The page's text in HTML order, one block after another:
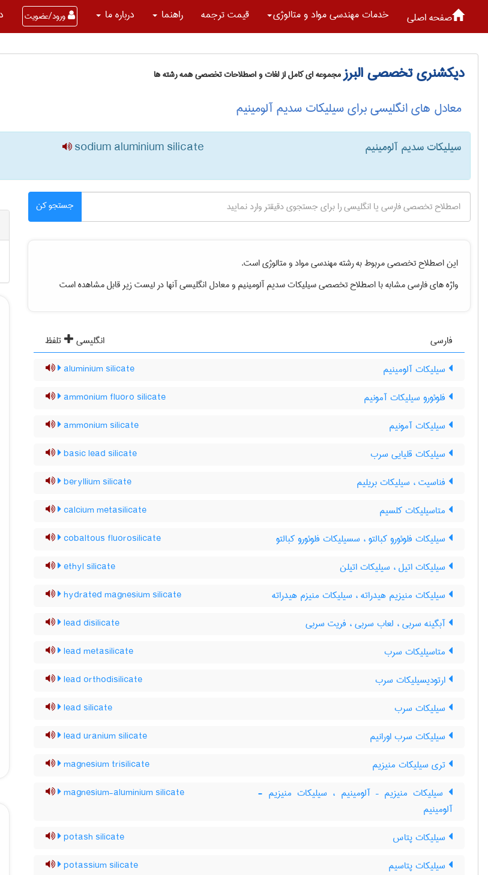
صفحه اصلی خدمات مهندسی مواد و متالوژی قیمت ترجمه راهنما درباره ما ورود/عضویت
دیکشنری تخصصی البرزمجموعه ای کامل از لغات و اصطلاحات تخصصی همه رشته ها
معادل های انگلیسی برای سیلیکات سدیم آلومینیم
سیلیکات سدیم آلومینیم sodium aluminium silicate
جستجو کن
این اصطلاح تخصصی مربوط به رشتهمهندسی مواد و متالوژیاست.
واژه های فارسی مشابه با اصطلاح تخصصیسیلیکات سدیم آلومینیمو معادل انگلیسی آنها در لیست زیر قابل مشاهده است
فارسی انگلیسی
تلفظ
سیلیکات آلومینیم
aluminium silicate
فلوئورو سیلیکات آمونیم ammonium fluoro silicate
سیلیکات آمونیم ammonium silicate
سیلیکات قلیایی سرب basic lead silicate
فناسیت ، سیلیکات بریلیم beryllium silicate
متاسیلیکات کلسیم calcium metasilicate
سیلیکات فلوئورو کبالتو ، سسیلیکات فلوئورو کبالتو cobaltous fluorosilicate
سیلیکات اتیل ، سیلیکات اتیلن ethyl silicate
سیلیکات منیزیم هیدراته ، سیلیکات منیزم هیدراته hydrated magnesium silicate
آبگینه سربی ، لعاب سربی ، فریت سربی lead disilicate
متاسیلیکات سرب lead metasilicate
ارتودیسیلیکات سرب lead orthodisilicate
سیلیکات سرب lead silicate
سیلیکات سرب اورانیم lead uranium silicate
تری سیلیکات منیزیم magnesium trisilicate
سیلیکات منیزیم – آلومینیم ، سیلیکات منیزیم -
آلومینیم
magnesium-aluminium silicate
سیلیکات پتاس potash silicate
سیلیکات پتاسیم potassium silicate